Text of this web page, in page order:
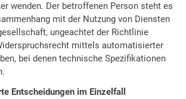
wenden. Der betroffenen Person steht es
mit der Nutzung von Diensten
ungeachtet der Richtlinie
mittels automatisierter
bei denen technische Spezifikationen
Entscheidungen im Einzelfall